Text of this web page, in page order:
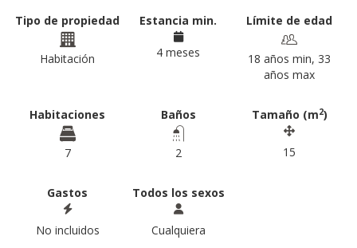
Tipo de propiedad
Habitación
Estancia min.
4 meses
Límite de edad
18 años min, 33
años max
Habitaciones
7
Baños
2
Tamaño (m2)
15
Gastos
No incluidos
Todos los sexos
Cualquiera